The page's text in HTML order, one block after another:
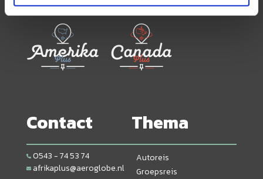
andere reisorganisaties:
Contact
0543 - 74 53 74
afrikaplus@aeroglobe.nl
Thema
Autoreis
Groepsreis